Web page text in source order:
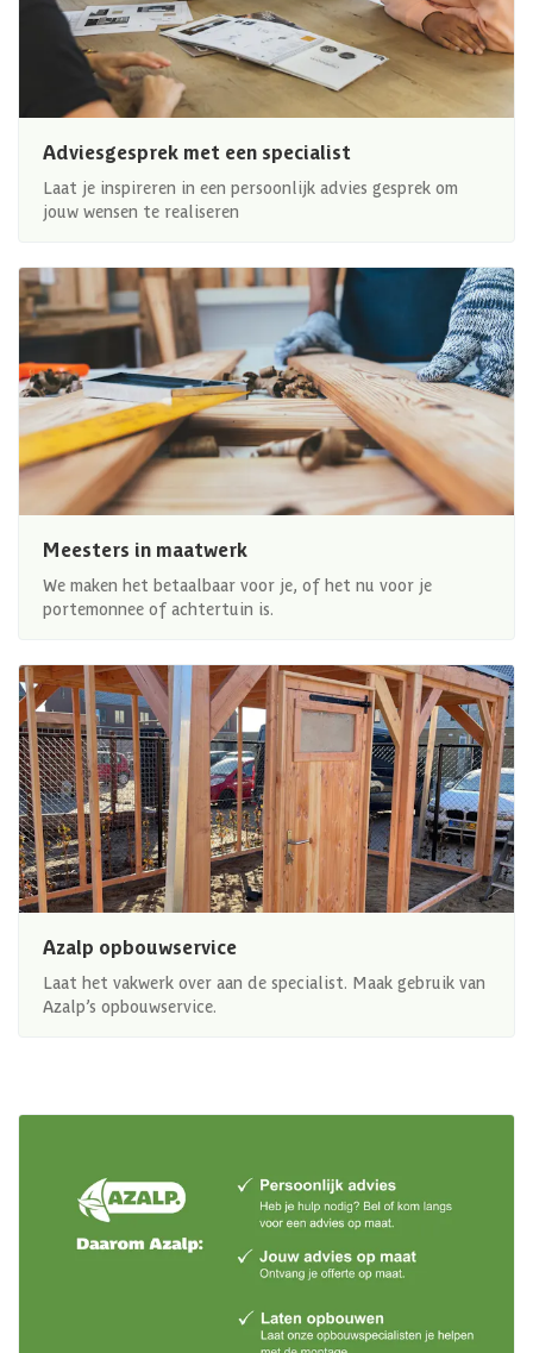
Adviesgesprek met een specialist
Laat je inspireren in een persoonlijk advies gesprek om
jouw wensen te realiseren
Meesters in maatwerk
We maken het betaalbaar voor je, of het nu voor je
portemonnee of achtertuin is.
Azalp opbouwservice
Laat het vakwerk over aan de specialist. Maak gebruik van
Azalp’s opbouwservice.